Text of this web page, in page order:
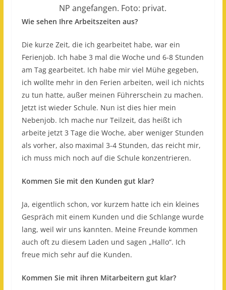
NP angefangen. Foto: privat.
Wie sehen Ihre Arbeitszeiten aus?
Die kurze Zeit, die ich gearbeitet habe, war ein
Ferienjob. Ich habe 3 mal die Woche und 6-8 Stunden
am Tag gearbeitet. Ich habe mir viel Mühe gegeben,
ich wollte mehr in den Ferien arbeiten, weil ich nichts
zu tun hatte, außer meinen Führerschein zu machen.
Jetzt ist wieder Schule. Nun ist dies hier mein
Nebenjob. Ich mache nur Teilzeit, das heißt ich
arbeite jetzt 3 Tage die Woche, aber weniger Stunden
als vorher, also maximal 3-4 Stunden, das reicht mir,
ich muss mich noch auf die Schule konzentrieren.
Kommen Sie mit den Kunden gut klar?
Ja, eigentlich schon, vor kurzem hatte ich ein kleines
Gespräch mit einem Kunden und die Schlange wurde
lang, weil wir uns kannten. Meine Freunde kommen
auch oft zu diesem Laden und sagen „Hallo“. Ich
freue mich sehr auf die Kunden.
Kommen Sie mit ihren Mitarbeitern gut klar?